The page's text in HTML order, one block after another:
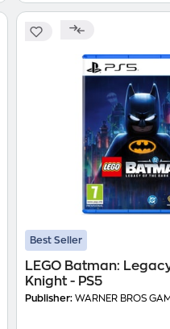
Best Seller
LEGO Batman:
Knight - PS5
Publisher:WARNER BROS